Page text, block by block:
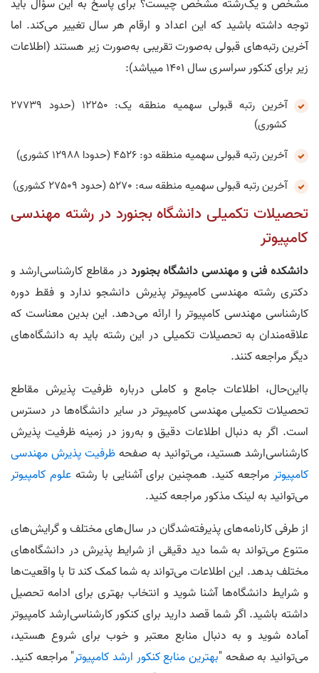
مشخص و یک‌رشته مشخص چیست؟ برای پاسخ به این سؤال باید
توجه داشته باشید که این اعداد و ارقام هر سال تغییر می‌کند. اما
آخرین رتبه‌های قبولی به‌صورت تقریبی به‌صورت زیر هستند (اطلاعات
زیر برای کنکور سراسری سال 1401 میباشد):
آخرین رتبه قبولی سهمیه منطقه یک: 12250 (حدود 27739
کشوری)
آخرین رتبه قبولی سهمیه منطقه دو: 4526 (حدودا 12988 کشوری)
آخرین رتبه قبولی سهمیه منطقه سه: 5270 (حدود 27509 کشوری)
تحصیلات تکمیلی دانشگاه بجنورد در رشته مهندسی
کامپیوتر
دانشکده فنی و مهندسی دانشگاه بجنورد در مقاطع کارشناسی‌ارشد و
دکتری رشته مهندسی کامپیوتر پذیرش دانشجو ندارد و فقط دوره
کارشناسی مهندسی کامپیوتر را ارائه می‌دهد. این بدین معناست که
علاقه‌مندان به تحصیلات تکمیلی در این رشته باید به دانشگاه‌های
دیگر مراجعه کنند.
بااین‌حال، اطلاعات جامع و کاملی درباره ظرفیت پذیرش مقاطع
تحصیلات تکمیلی مهندسی کامپیوتر در سایر دانشگاه‌ها در دسترس
است. اگر به دنبال اطلاعات دقیق و به‌روز در زمینه ظرفیت پذیرش
کارشناسی‌ارشد هستید، می‌توانید به صفحهظرفیت پذیرش مهندسی
کامپیوترمراجعه کنید. همچنین برای آشنایی با رشتهعلوم کامپیوتر
می‌توانید به لینک مذکور مراجعه کنید.
از طرفی کارنامه‌های پذیرفته‌شدگان در سال‌های مختلف و گرایش‌های
متنوع می‌تواند به شما دید دقیقی از شرایط پذیرش در دانشگاه‌های
مختلف بدهد. این اطلاعات می‌تواند به شما کمک کند تا با واقعیت‌ها
و شرایط دانشگاه‌ها آشنا شوید و انتخاب بهتری برای ادامه تحصیل
داشته باشید. اگر شما قصد دارید برای کنکور کارشناسی‌ارشد کامپیوتر
آماده شوید و به دنبال منابع معتبر و خوب برای شروع هستید،
می‌توانید به صفحه "بهترین منابع کنکور ارشد کامپیوتر" مراجعه کنید.